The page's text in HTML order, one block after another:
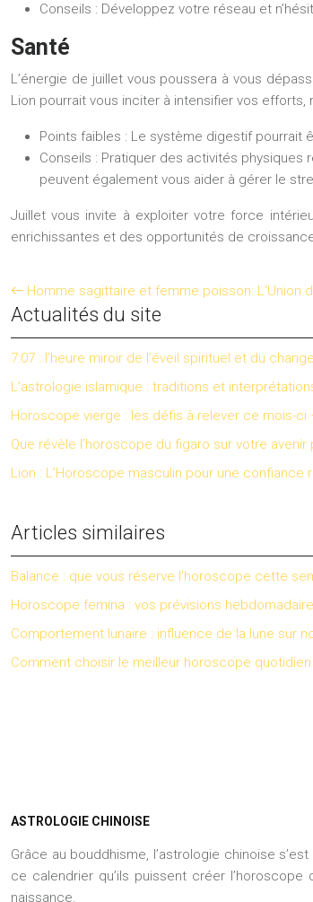
Conseils : Développez votre réseau et
Santé
L’énergie de juillet vous poussera à vous
Lion pourrait vous inciter à intensifier vos efforts,
Points faibles : Le système digestif pourrait
Conseils : Pratiquer des activités physiques
peuvent également vous aider à gérer le
Juillet vous invite à exploiter votre force
enrichissantes et des opportunités de
Homme sagittaire et femme poisson: L’Union
Actualités du site
7:07 : l’heure miroir de l’éveil spirituel et du
L’astrologie islamique : traditions et
Horoscope vierge : les défis à relever ce mois-
Que révèle l’horoscope du figaro sur votre avenir
Lion : L’Horoscope masculin pour une confiance
Articles similaires
Balance : que vous réserve l’horoscope cette
Horoscope femina : vos prévisions
Comportement lunaire : influence de la lune sur
Comment choisir le meilleur horoscope
ASTROLOGIE CHINOISE
Grâce au bouddhisme, l’astrologie chinoise
ce calendrier qu’ils puissent créer
naissance.